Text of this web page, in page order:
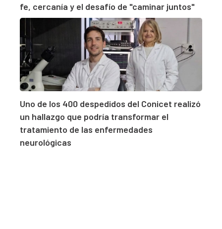
fe, cercanía y el desafío de "caminar juntos"
Uno de los 400 despedidos del Conicet realizó
un hallazgo que podría transformar el
tratamiento de las enfermedades
neurológicas